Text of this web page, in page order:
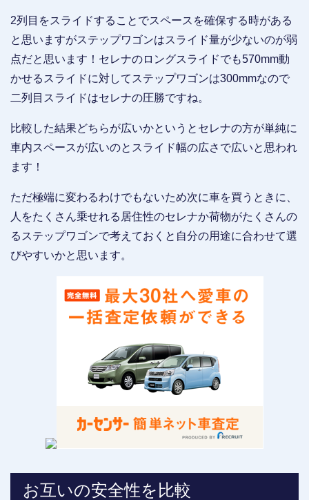
2列目をスライドすることでスペースを確保する時がある
と思いますがステップワゴンはスライド量が少ないのが弱
点だと思います！セレナのロングスライドでも570mm動
かせるスライドに対してステップワゴンは300mmなので
二列目スライドはセレナの圧勝ですね。
比較した結果どちらが広いかというとセレナの方が単純に
車内スペースが広いのとスライド幅の広さで広いと思われ
ます！
ただ極端に変わるわけでもないため次に車を買うときに、
人をたくさん乗せれる居住性のセレナか荷物がたくさんの
るステップワゴンで考えておくと自分の用途に合わせて選
びやすいかと思います。
お互いの安全性を比較